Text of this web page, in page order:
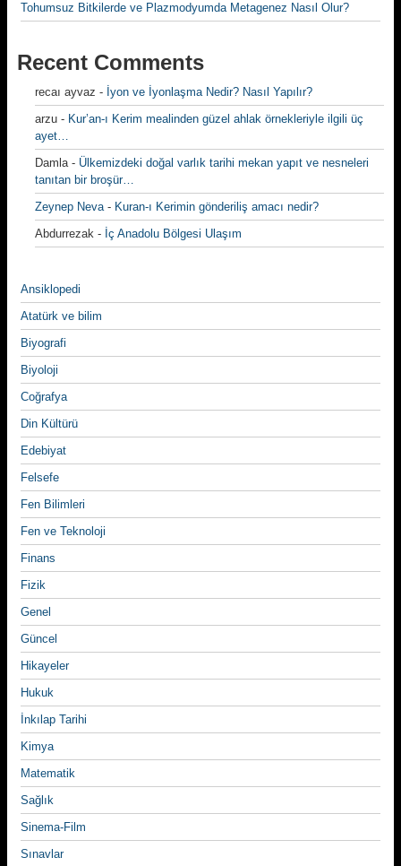
Tohumsuz Bitkilerde ve Plazmodyumda Metagenez Nasıl Olur?
Recent Comments
recaı ayvaz - İyon ve İyonlaşma Nedir? Nasıl Yapılır?
arzu - Kur’an-ı Kerim mealinden güzel ahlak örnekleriyle ilgili üç
ayet…
Damla- Ülkemizdeki doğal varlık tarihi mekan yapıt ve nesneleri
tanıtan bir broşür…
Zeynep Neva- Kuran-ı Kerimin gönderiliş amacı nedir?
Abdurrezak - İç Anadolu Bölgesi Ulaşım
Ansiklopedi
Atatürk ve bilim
Biyografi
Biyoloji
Coğrafya
Din Kültürü
Edebiyat
Felsefe
Fen Bilimleri
Fen ve Teknoloji
Finans
Fizik
Genel
Güncel
Hikayeler
Hukuk
İnkılap Tarihi
Kimya
Matematik
Sağlık
Sinema-Film
Sınavlar